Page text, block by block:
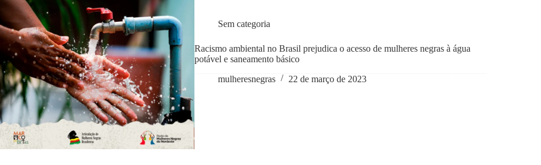
Sem categoria
Racismo ambiental no Brasil prejudica o acesso de mulheres negras à água
potável e saneamento básico
mulheresnegras
22 de março de 2023